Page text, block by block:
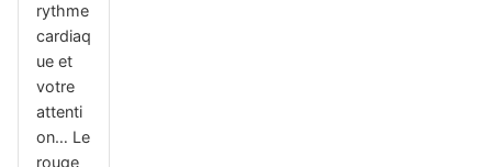
rythme
cardiaq
ue et
votre
attenti
on… Le
rouge